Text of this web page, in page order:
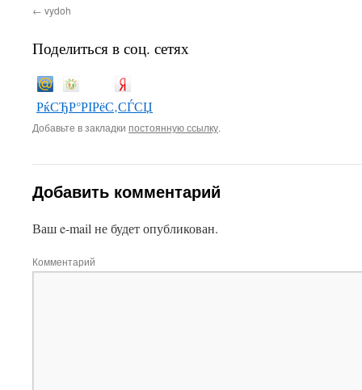
vydoh
Поделиться в соц. сетях
РќСЂР°РІРёС‚СЃСЏ
Добавьте в закладки постоянную ссылку.
Добавить комментарий
Ваш e-mail не будет опубликован.
Комментарий